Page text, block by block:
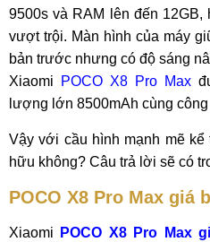
9500s và RAM lên đến
vượt trội. Màn hình của máy
bản trước nhưng có độ sáng
Xiaomi
POCO X8 Pro Max
lượng lớn 8500mAh cùng
Vậy với cầu hình mạnh mẽ
hữu không? Câu trả lời sẽ có
POCO X8 Pro Max giá
Xiaomi POCO X8 Pro Max